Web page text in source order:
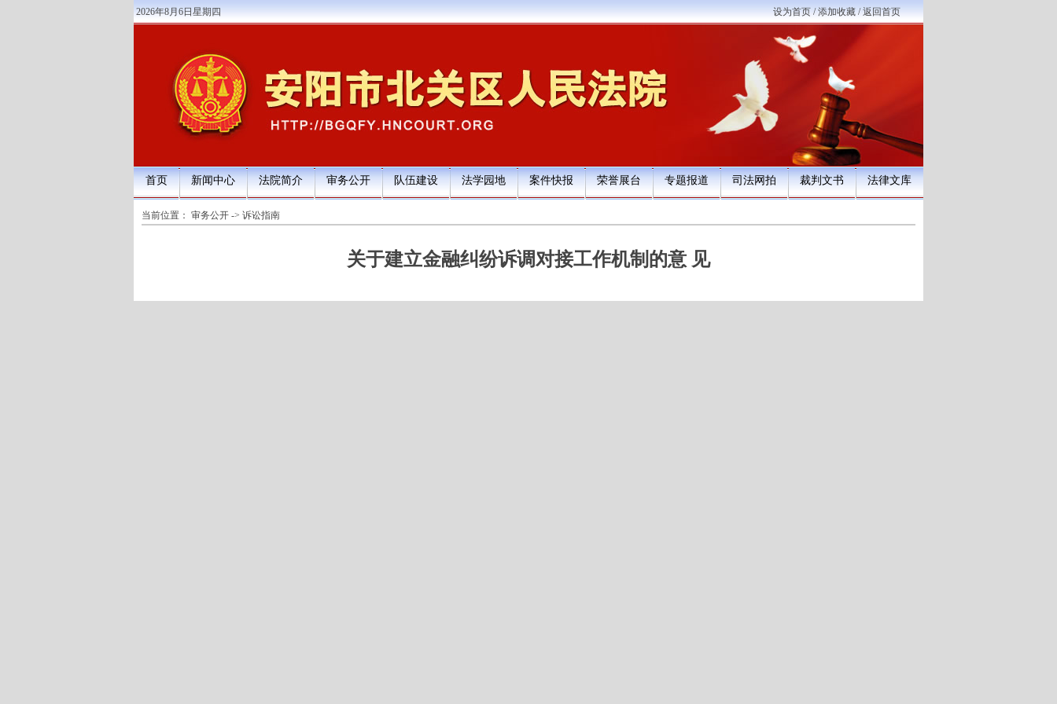
2026年8月6日星期四 设为首页/添加收藏/返回首页
首页 新闻中心 法院简介 审务公开 队伍建设 法学园地 案件快报 荣誉展台 专题报道 司法网拍 裁判文书 法律文库
当前位置： 审务公开 -> 诉讼指南
关于建立金融纠纷诉调对接工作机制的意 见